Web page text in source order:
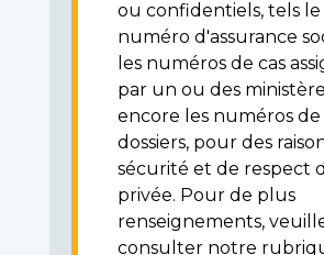
ou confidentiels, tels le
numéro d'assurance
les numéros de cas
par un ou des
encore les numéros de
dossiers, pour des
sécurité et de respect
privée. Pour de plus
renseignements,
consulter notre